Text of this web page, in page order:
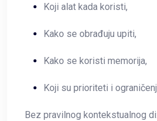
Koji alat kada koristi,
Kako se obrađuju upiti,
Kako se koristi memorija,
Koji su prioriteti i
Bez pravilnog kontekstualnog